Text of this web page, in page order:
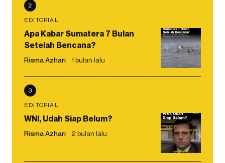
2
EDITORIAL
Apa Kabar Sumatera 7 Bulan
Setelah Bencana?
Risma Azhari 1 bulan lalu
3
EDITORIAL
WNI, Udah Siap Belum?
Risma Azhari 2 bulan lalu